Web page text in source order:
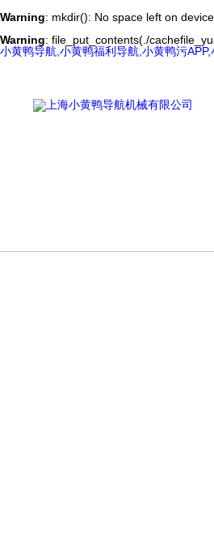
Warning: mkdir(): No space left on
Warning: file_put_contents(./
小黄鸭导航,小黄鸭福利导航,小黄鸭污